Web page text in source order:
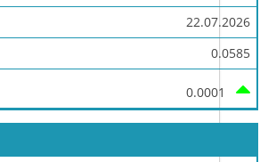
22.07.2026
0.0585
0.0001